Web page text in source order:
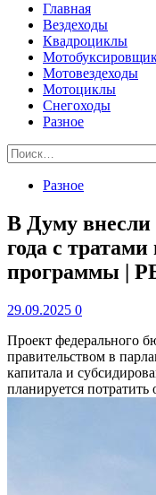
Главная
Вездеходы
Квадроциклы
Мотовездеходы
Мотоциклы
Снегоходы
Разное
Найти:
Разное
В Думу внесли
года с
программы |
29.09.2025 0
Проект федерального
правительством в
капитала и
планируется потратить